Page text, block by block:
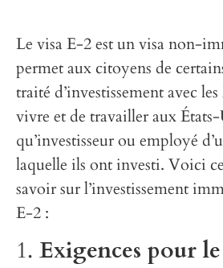
Le visa E-2 est un visa non-
permet aux citoyens de
traité d’investissement avec
vivre et de travailler aux
qu’investisseur ou employé
laquelle ils ont investi. Voici
savoir sur l’investissement
E-2 :
1. Exigences pour